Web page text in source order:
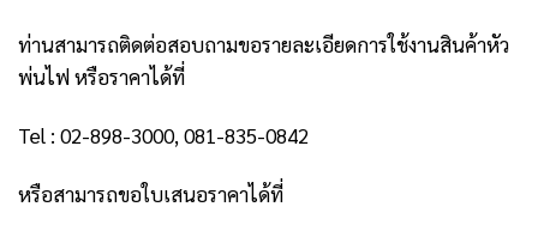
ท่านสามารถติดต่อสอบถามขอรายละเอียดการใช้งานสินค้าหัว
พ่นไฟ หรือราคาได้ที่
Tel : 02-898-3000, 081-835-0842
หรือสามารถขอใบเสนอราคาได้ที่